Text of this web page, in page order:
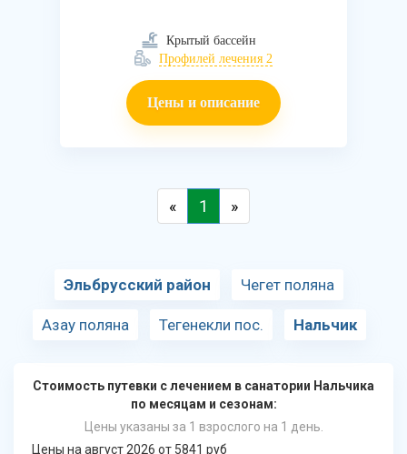
Крытый бассейн
Профилей лечения 2
Цены и описание
« 1 »
Эльбрусский район Чегет поляна
Азау поляна Тегенекли пос. Нальчик
Стоимость путевки с лечением в санатории Нальчика
по месяцам и сезонам:
Цены указаны за 1 взрослого на 1 день.
Цены на август 2026 от 5841 руб